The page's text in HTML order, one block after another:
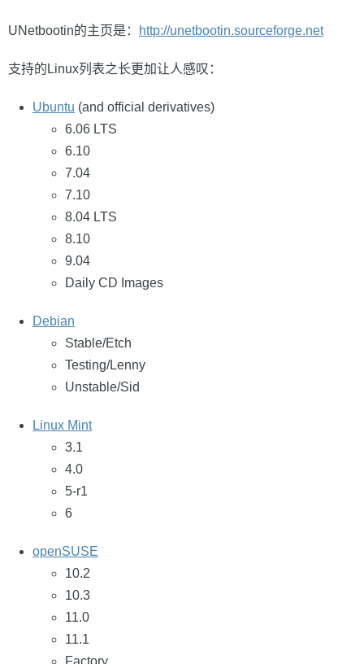
UNetbootin的主页是： http://unetbootin.sourceforge.net
支持的Linux列表之长更加让人感叹：
Ubuntu (and official derivatives)
6.06 LTS
6.10
7.04
7.10
8.04 LTS
8.10
9.04
Daily CD Images
Debian
Stable/Etch
Testing/Lenny
Unstable/Sid
Linux Mint
3.1
4.0
5-r1
6
openSUSE
10.2
10.3
11.0
11.1
Factory